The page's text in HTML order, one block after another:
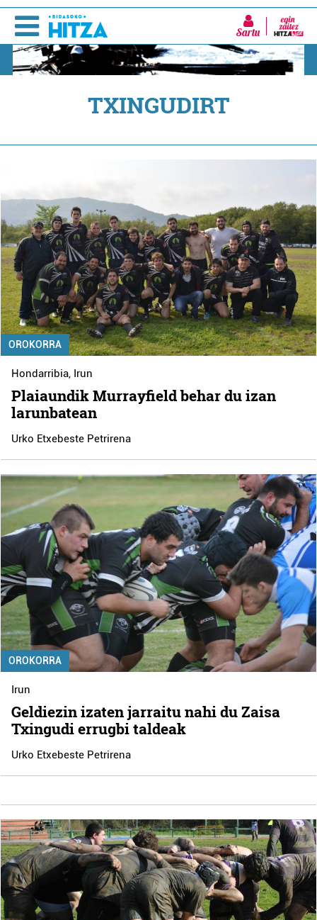
Sartu
TXINGUDIRT
OROKORRA
Hondarribia, Irun
Plaiaundik Murrayfield behar du izan
larunbatean
Urko Etxebeste Petrirena
OROKORRA
Irun
Geldiezin izaten jarraitu nahi du Zaisa
Txingudi errugbi taldeak
Urko Etxebeste Petrirena